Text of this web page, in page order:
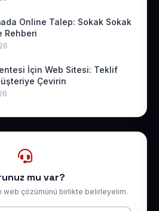
Online Talep: Sokak Sokak
Rehberi
İçin Web Sitesi: Teklif
Çevirin
mu var?
web çözümünü birlikte belirleyelim.